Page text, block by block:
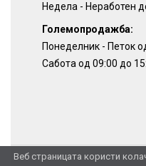
Веб страницата користи
Недела - Неработен
Големопродажба:
Понеделник - Петок
Сабота од 09:00 до